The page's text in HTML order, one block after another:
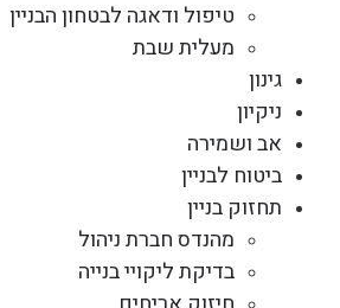
טיפול ודאגה לבטחון הבניין
מעלית שבת
גינון
ניקיון
אב ושמירה
ביטוח לבניין
תחזוק בניין
מהנדס חברת ניהול
בדיקת ליקויי בנייה